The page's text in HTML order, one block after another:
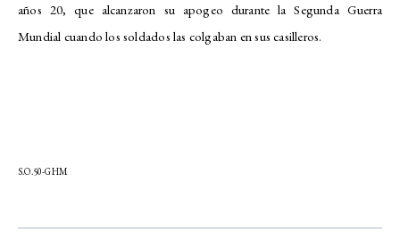
años 20, que alcanzaron su apogeo durante la Segunda Guerra
Mundial cuando los soldados las colgaban en sus casilleros.
S.O.50-GHM